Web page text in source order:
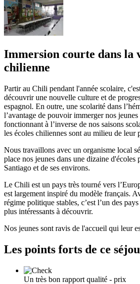
Immersion courte dans la
chilienne
Partir au Chili pendant l'année scolaire,
découvrir une nouvelle culture et de
espagnol. En outre, une scolarité dans
l’avantage de pouvoir immerger nos jeunes
fonctionnant à l’inverse de nos saisons
les écoles chiliennes sont au milieu de leur
Nous travaillons avec un organisme local
place nos jeunes dans une dizaine d'écoles
Santiago et de ses environs.
Le Chili est un pays très tourné vers
est largement inspiré du modèle français.
régime politique stables, c’est l’un des
plus intéressants à découvrir.
Nos jeunes sont ravis de l'accueil qui leur
Les points forts de ce
Un très bon rapport qualité - prix